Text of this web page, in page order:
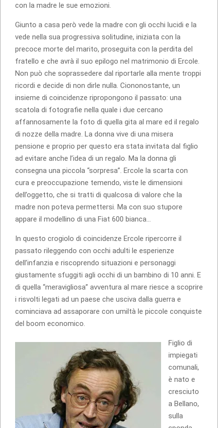
con la madre le sue emozioni.
Giunto a casa però vede la madre con gli occhi lucidi e la
vede nella sua progressiva solitudine, iniziata con la
precoce morte del marito, proseguita con la perdita del
fratello e che avrà il suo epilogo nel matrimonio di Ercole.
Non può che soprassedere dal riportarle alla mente troppi
ricordi e decide di non dirle nulla. Ciononostante, un
insieme di coincidenze ripropongono il passato: una
scatola di fotografie nella quale i due cercano
affannosamente la foto di quella gita al mare ed il regalo
di nozze della madre. La donna vive di una misera
pensione e proprio per questo era stata invitata dal figlio
ad evitare anche l’idea di un regalo. Ma la donna gli
consegna una piccola “sorpresa”. Ercole la scarta con
cura e preoccupazione temendo, viste le dimensioni
dell’oggetto, che si tratti di qualcosa di valore che la
madre non poteva permettersi. Ma con suo stupore
appare il modellino di una Fiat 600 bianca…
In questo crogiolo di coincidenze Ercole ripercorre il
passato rileggendo con occhi adulti le esperienze
dell’infanzia e riscoprendo situazioni e personaggi
giustamente sfuggiti agli occhi di un bambino di 10 anni. E
di quella “meravigliosa” avventura al mare riesce a scoprire
i risvolti legati ad un paese che usciva dalla guerra e
cominciava ad assaporare con umiltà le piccole conquiste
del boom economico.
Figlio di
impiegati
comunali,
è nato e
cresciuto
a Bellano,
sulla